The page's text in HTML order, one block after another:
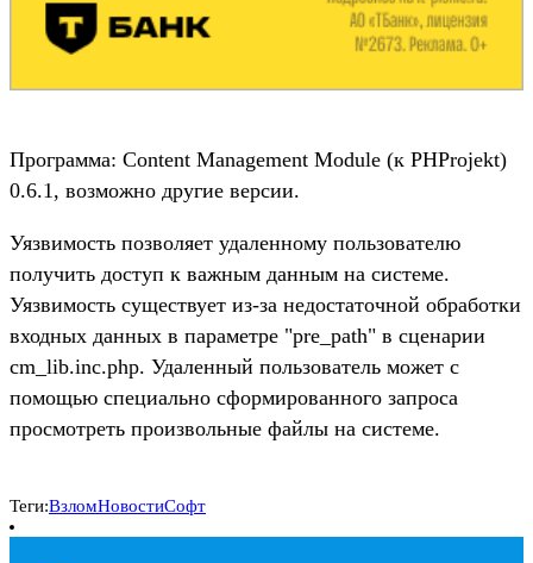
Программа: Content Management Module (к PHProjekt)
0.6.1, возможно другие версии.
Уязвимость позволяет удаленному пользователю
получить доступ к важным данным на системе.
Уязвимость существует из-за недостаточной обработки
входных данных в параметре "pre_path" в сценарии
cm_lib.inc.php. Удаленный пользователь может с
помощью специально сформированного запроса
просмотреть произвольные файлы на системе.
Теги:ВзломНовостиСофт